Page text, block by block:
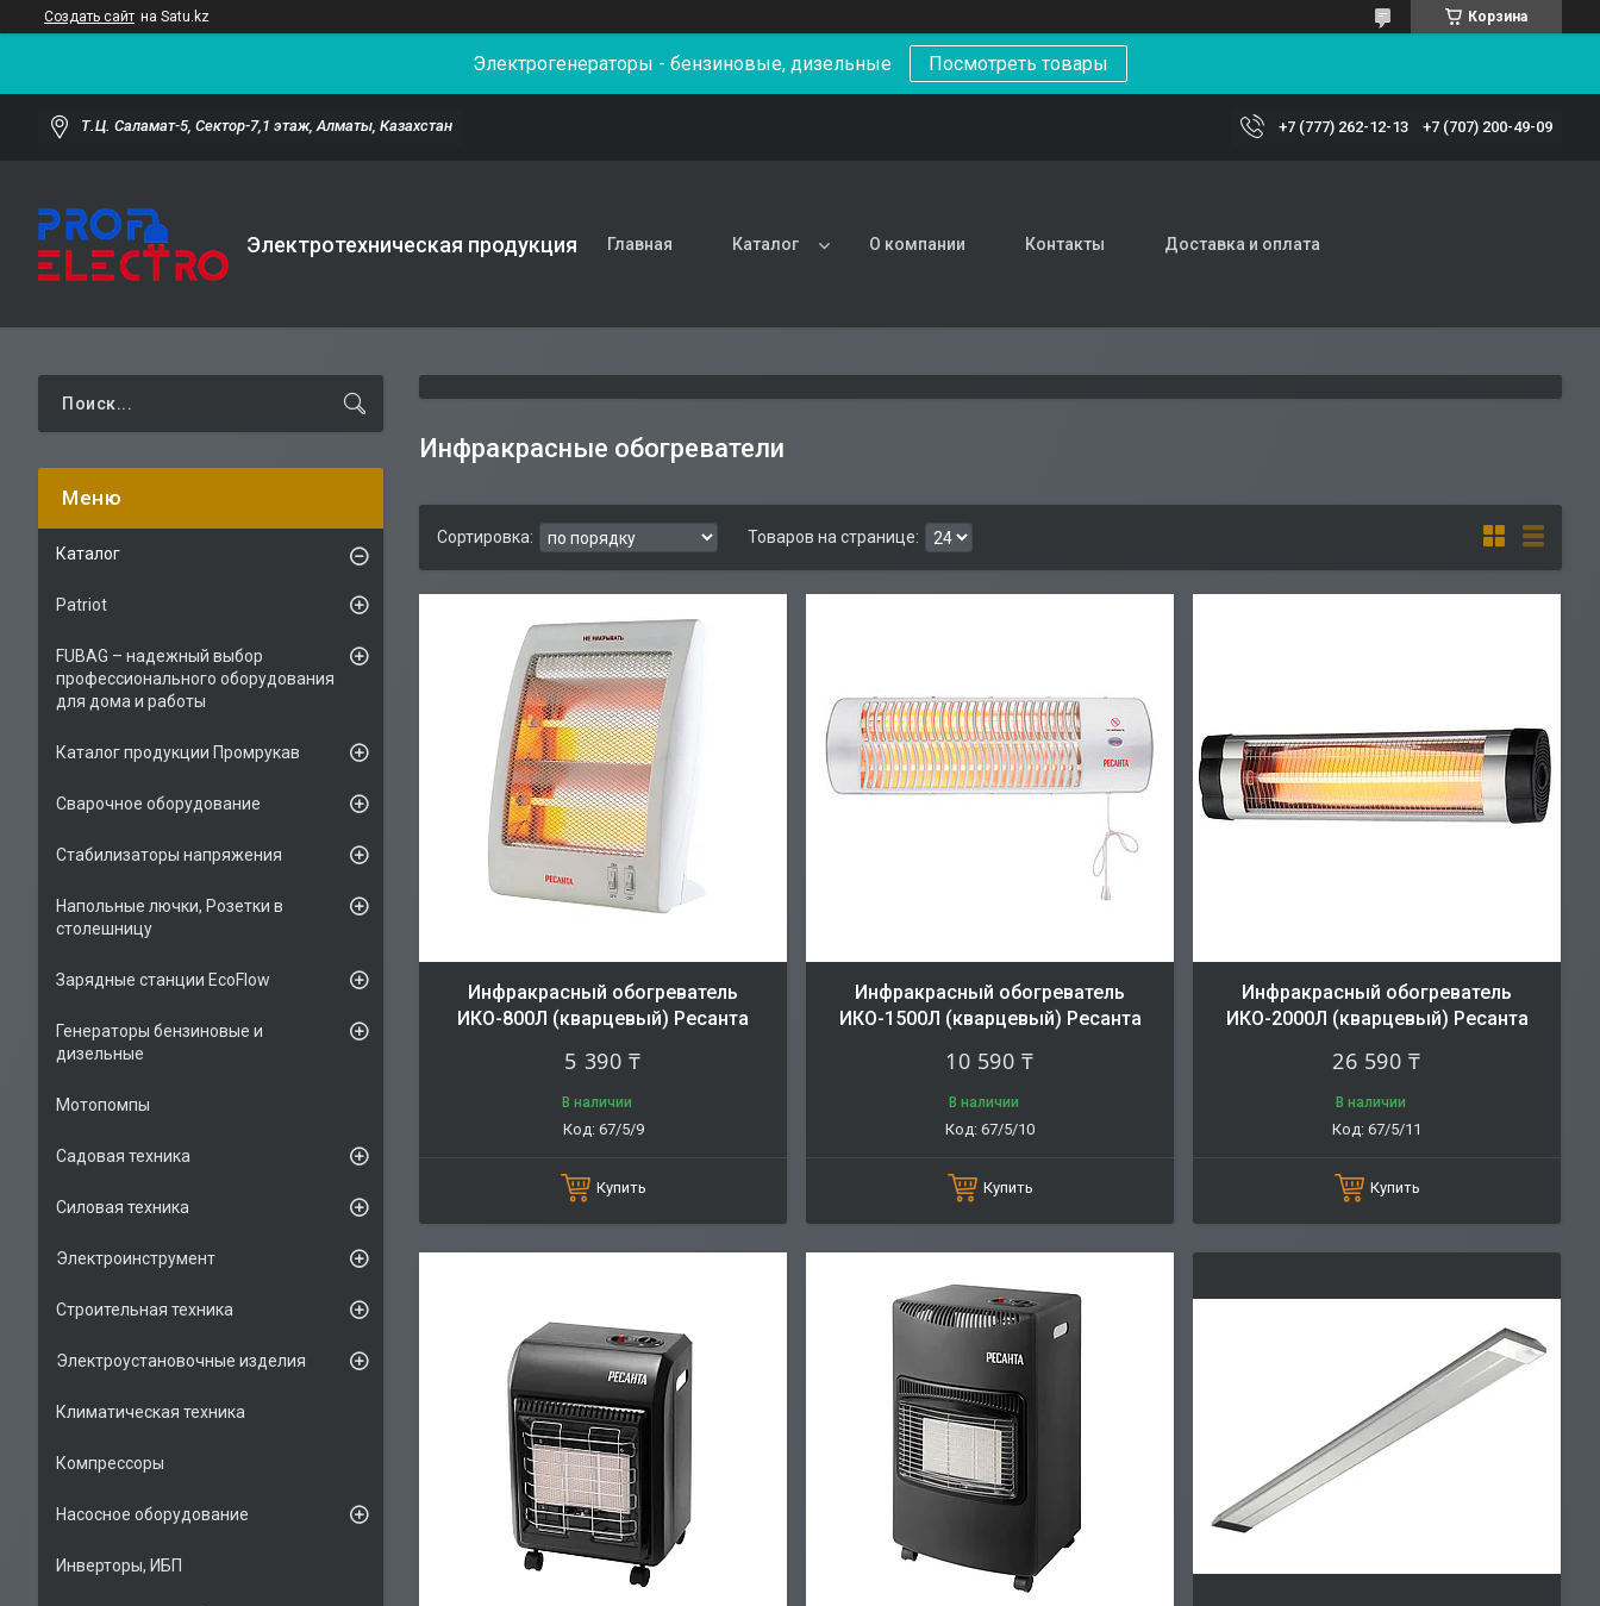
Создать сайт на Satu.kz Корзина
Электрогенераторы - бензиновые, дизельные Посмотреть товары
Т.Ц. Саламат-5, Cектор-7,1 этаж, Алматы, Казахстан +7 (777) 262-12-13 +7 (707) 200-49-09
Электротехническая продукция Главная Каталог О компании Контакты Доставка и оплата
Инфракрасные обогреватели
Инфракрасный обогреватель
ИКО-800Л (кварцевый) Ресанта
5 390 ₸
В наличии
67/5/9
Купить
Инфракрасный обогреватель
ИКО-1500Л (кварцевый) Ресанта
10 590 ₸
В наличии
67/5/10
Купить
Инфракрасный обогреватель
ИКО-2000Л (кварцевый) Ресанта
26 590 ₸
В наличии
67/5/11
Купить
Каталог
Patriot
FUBAG – надежный выбор
профессионального оборудования
для дома и работы
Каталог продукции Промрукав
Сварочное оборудование
Стабилизаторы напряжения
Напольные лючки, Розетки в
столешницу
Зарядные станции EcoFlow
Генераторы бензиновые и
дизельные
Мотопомпы
Садовая техника
Силовая техника
Электроинструмент
Строительная техника
Электроустановочные изделия
Климатическая техника
Компрессоры
Насосное оборудование
Инверторы, ИБП